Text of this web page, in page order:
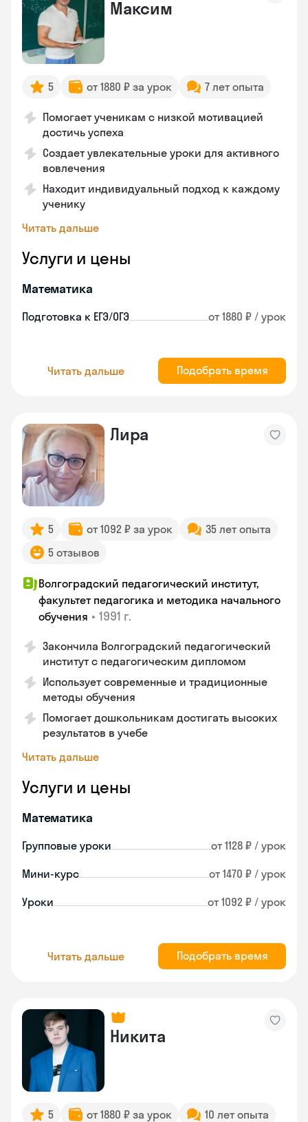
Максим
5 от 1880 ₽ за урок 7 лет опыта
Помогает ученикам с низкой мотивацией
достичь успеха
Создает увлекательные уроки для активного
вовлечения
Находит индивидуальный подход к каждому
ученику
Читать дальше
Услуги и цены
Математика
Подготовка к ЕГЭ/ОГЭ от 1880 ₽ / урок
Читать дальше Подобрать время
Лира
5 от 1092 ₽ за урок
35 лет опыта
5 отзывов
Волгоградский педагогический институт,
факультет педагогика и методика начального
обучения • 1991 г.
Закончила Волгоградский педагогический
институт с педагогическим дипломом
Использует современные и традиционные
методы обучения
Помогает дошкольникам достигать высоких
результатов в учебе
Читать дальше
Услуги и цены
Математика
Групповые уроки от 1128 ₽ / урок
Мини-курс от 1470 ₽ / урок
Уроки от 1092 ₽ / урок
Читать дальше Подобрать время
Никита
5 от 1880 ₽ за урок 10 лет опыта